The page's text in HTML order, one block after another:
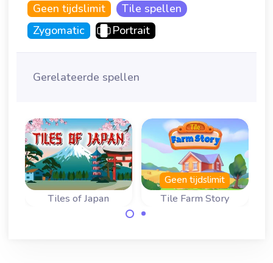
Geen tijdslimit
Tile spellen
Zygomatic
Portrait
Gerelateerde spellen
Tiles of Japan Tile Farm Story
Geen tijdslimit